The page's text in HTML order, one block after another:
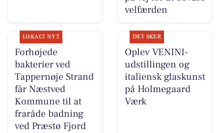
velfærden
LOKALT NYT
Forhøjede
bakterier ved
Tappernøje Strand
får Næstved
Kommune til at
fraråde badning
ved Præstø Fjord
DET SKER
Oplev VENINI-
udstillingen og
italiensk glaskunst
på Holmegaard
Værk